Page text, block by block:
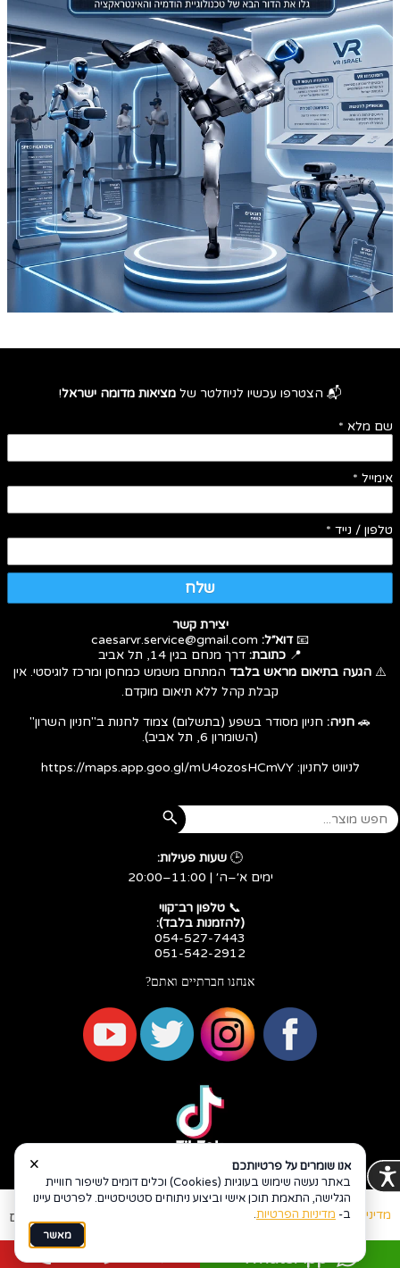
WhatsApp לשיחה עם נציג
📬 הצטרפו עכשיו לניוזלטר של מציאות מדומה ישראל!
שם מלא *
אימייל *
טלפון / נייד *
שלח
יצירת קשר
📧דוא״ל:
📍 כתובת: דרך מנחם בגין 14, תל אביב
⚠️ הגעה בתיאום מראש בלבד המתחם משמש כמחסן ומרכז לוגיסטי. אין
קבלת קהל ללא תיאום מוקדם.
🚗 חניה: חניון מסודר בשפע (בתשלום) צמוד לחנות ב"חניון השרון"
(השומרון 6, תל אביב).
לניווט לחניון:https://maps.app.goo.gl/mU4ozosHCmVY
🕒 שעות פעילות:
ימים א׳–ה׳ | 11:00–20:00
​​​​​​​📞 טלפון רב־קווי
(להזמנות בלבד):
054-527-7443
051-542-2912
אנחנו חברתיים ואתם?
מדיניות פרטיות הצהרת נגישות
×
אנו שומרים על פרטיותכם
באתר נעשה שימוש בעוגיות (Cookies) וכלים דומים לשיפור חוויית
הגלישה, התאמת תוכן אישי וביצוע ניתוחים סטטיסטיים. לפרטים עיינו
ב- מדיניות הפרטיות.
מאשר